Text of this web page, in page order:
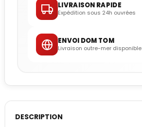
LIVRAISON RAPIDE
Expédition sous 24h ouvrées
ENVOI DOM TOM
Livraison outre-mer disponible
DESCRIPTION